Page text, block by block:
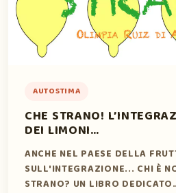
AUTOSTIMA
CHE STRANO!
DEI LIMONI…
ANCHE NEL PAESE DELLA
SULL'INTEGRAZIONE... CHI È
STRANO? UN LIBRO